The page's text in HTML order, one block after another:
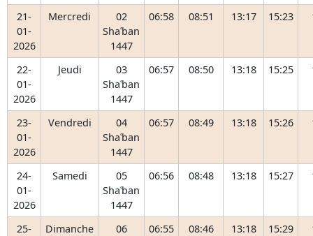
21-
01-
2026
Mercredi
02
Shaʿban
1447
06:58 08:51 13:17 15:23
22-
01-
2026
Jeudi
03
Shaʿban
1447
06:57 08:50 13:18 15:25
23-
01-
2026
Vendredi
04
Shaʿban
1447
06:57 08:49 13:18 15:26
24-
01-
2026
Samedi
05
Shaʿban
1447
06:56 08:48 13:18 15:27
25-
Dimanche
06
06:55 08:46 13:18 15:29